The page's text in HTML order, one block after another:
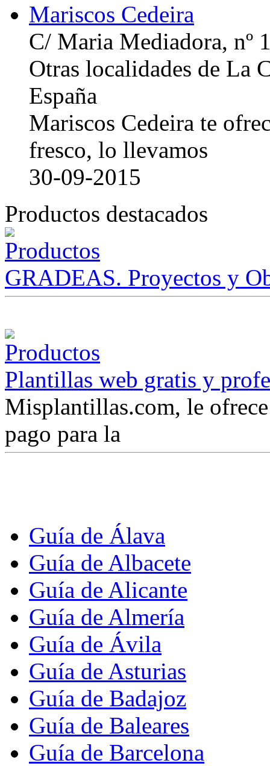
Mariscos Cedeira
C/ Maria Mediadora, nº
Otras localidades de La
España
Mariscos Cedeira te
fresco, lo llevamos
30-09-2015
Productos destacados
GRADEAS. Proyectos y
Plantillas web gratis y
Misplantillas.com, le
pago para la
Guía de Álava
Guía de Albacete
Guía de Alicante
Guía de Almería
Guía de Ávila
Guía de Asturias
Guía de Badajoz
Guía de Baleares
Guía de Barcelona